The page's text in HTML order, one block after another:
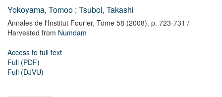
Yokoyama, Tomoo ; Tsuboi, Takashi
Annales de l'Institut Fourier, Tome 58 (2008), p. 723-731 /
Harvested from Numdam
Access to full text
Full (PDF)
Full (DJVU)